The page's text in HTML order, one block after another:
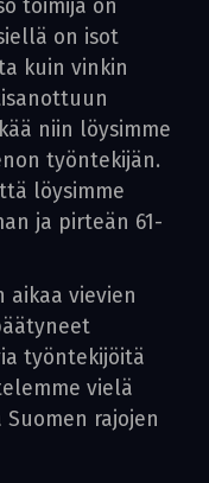
toimija on
on isot
kuin vinkin
niin löysimme
työntekijän.
löysimme
ja pirteän 61-
aikaa vievien
työntekijöitä
vielä
rajojen